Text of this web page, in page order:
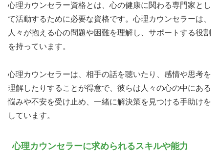
心理カウンセラー資格とは、心の健康に関わる専門家とし
て活動するために必要な資格です。心理カウンセラーは、
人々が抱える心の問題や困難を理解し、サポートする役割
を持っています。
心理カウンセラーは、相手の話を聴いたり、感情や思考を
理解したりすることが得意で、彼らは人々の心の中にある
悩みや不安を受け止め、一緒に解決策を見つける手助けを
しています。
心理カウンセラーに求められるスキルや能力